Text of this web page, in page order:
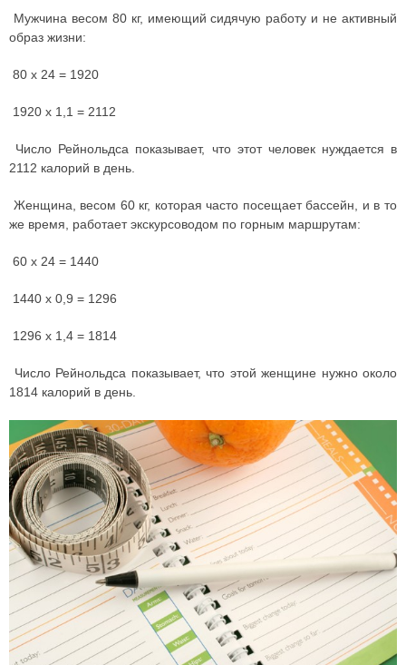
Мужчина весом 80 кг, имеющий сидячую работу и не активный
образ жизни:
80 х 24 = 1920
1920 х 1,1 = 2112
Число Рейнольдса показывает, что этот человек нуждается в
2112 калорий в день.
Женщина, весом 60 кг, которая часто посещает бассейн, и в то
же время, работает экскурсоводом по горным маршрутам:
60 х 24 = 1440
1440 х 0,9 = 1296
1296 х 1,4 = 1814
Число Рейнольдса показывает, что этой женщине нужно около
1814 калорий в день.